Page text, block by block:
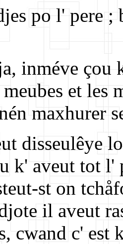
po l' pere ;
inméve çou
meubes et
maxhurer
disseulêye
k' aveut tot
st on
il aveut
cwand c'